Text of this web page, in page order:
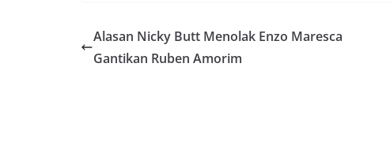
Alasan Nicky Butt Menolak Enzo Maresca
Gantikan Ruben Amorim